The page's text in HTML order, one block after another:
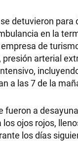
detuvieron para
en la
de
arterial
a las 7 de la
fueron a
ojos rojos,
los días